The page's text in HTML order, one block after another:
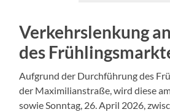
Verkehrslenkung
des
Aufgrund der Durchführung des
der Maximilianstraße, wird diese
sowie Sonntag, 26. April 2026,